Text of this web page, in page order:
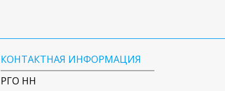
КОНТАКТНАЯ ИНФОРМАЦИЯ
РГО НН